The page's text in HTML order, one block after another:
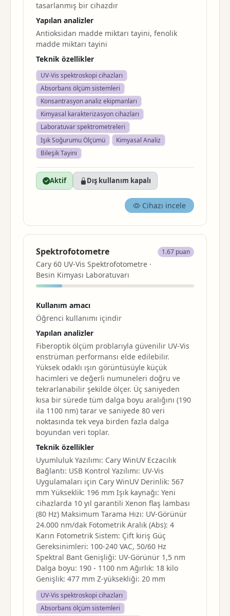
tasarlanmış bir cihazdır
Yapılan analizler
Antioksidan madde miktarı tayini, fenolik
madde miktarı tayini
Teknik özellikler
UV-Vis spektroskopi cihazları
Absorbans ölçüm sistemleri
Konsantrasyon analiz ekipmanları
Kimyasal karakterizasyon cihazları
Laboratuvar spektrometreleri
Işık Soğurumu Ölçümü
Kimyasal Analiz
Bileşik Tayini
Aktif Dış kullanım kapalı
Cihazı incele
Spektrofotometre
Cary 60 UV-Vis Spektrofotometre ·
Besin Kimyası Laboratuvarı
1.67 puan
Kullanım amacı
Öğrenci kullanımı içindir
Yapılan analizler
Fiberoptik ölçüm problarıyla güvenilir UV-Vis
enstrüman performansı elde edilebilir.
Yüksek odaklı ışın görüntüsüyle küçük
hacimleri ve değerli numuneleri doğru ve
tekrarlanabilir şekilde ölçer. Üç saniyeden
kısa bir sürede tüm dalga boyu aralığını (190
ila 1100 nm) tarar ve saniyede 80 veri
noktasında tek veya birden fazla dalga
boyundan veri toplar.
Teknik özellikler
Uyumluluk Yazılımı: Cary WinUV Eczacılık
Bağlantı: USB Kontrol Yazılımı: UV-Vis
Uygulamaları için Cary WinUV Derinlik: 567
mm Yükseklik: 196 mm Işık kaynağı: Yeni
cihazlarda 10 yıl garantili Xenon flaş lambası
(80 Hz) Maksimum Tarama Hızı: UV-Görünür
24.000 nm/dak Fotometrik Aralık (Abs): 4
Karın Fotometrik Sistem: Çift kiriş Güç
Gereksinimleri: 100-240 VAC, 50/60 Hz
Spektral Bant Genişliği: UV-Görünür 1,5 nm
Dalga boyu: 190 - 1100 nm Ağırlık: 18 kilo
Genişlik: 477 mm Z-yüksekliği: 20 mm
UV-Vis spektroskopi cihazları
Absorbans ölçüm sistemleri